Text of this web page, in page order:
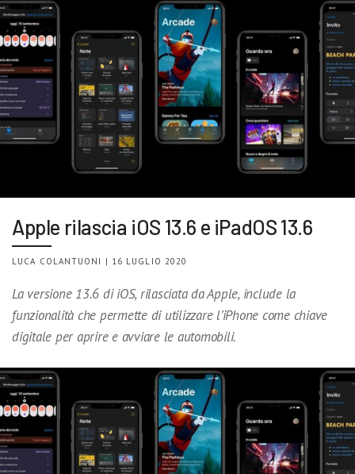
Apple rilascia iOS 13.6 e iPadOS 13.6
LUCA COLANTUONI | 16 LUGLIO 2020
La versione 13.6 di iOS, rilasciata da Apple, include la
funzionalità che permette di utilizzare l’iPhone come chiave
digitale per aprire e avviare le automobili.